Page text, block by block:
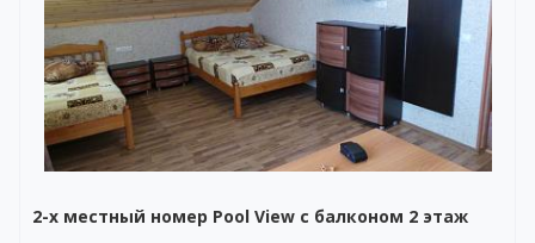
2-х местный номер Pool View с балконом 2 этаж